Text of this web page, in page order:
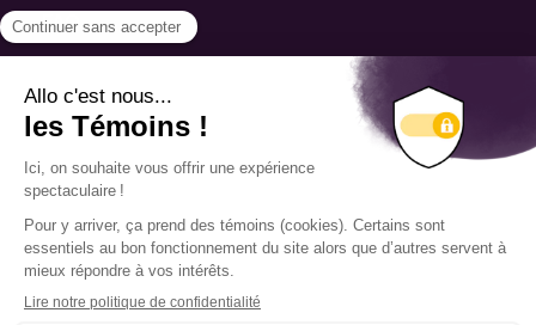
FAQ
Dons
Info source
Politique de confidentialité